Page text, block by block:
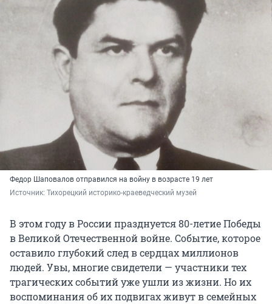
Федор Шаповалов отправился на войну в возрасте 19 лет
Источник: Тихорецкий историко-краеведческий музей
В этом году в России празднуется 80-летие Победы
в Великой Отечественной войне. Событие, которое
оставило глубокий след в сердцах миллионов
людей. Увы, многие свидетели — участники тех
трагических событий уже ушли из жизни. Но их
воспоминания об их подвигах живут в семейных